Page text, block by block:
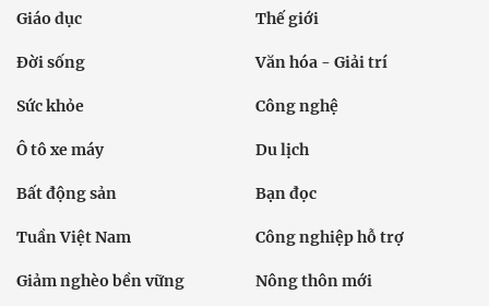
Giáo dục Thế giới
Đời sống Văn hóa - Giải trí
Sức khỏe Công nghệ
Ô tô xe máy Du lịch
Bất động sản Bạn đọc
Tuần Việt Nam Công nghiệp hỗ trợ
Giảm nghèo bền vững Nông thôn mới